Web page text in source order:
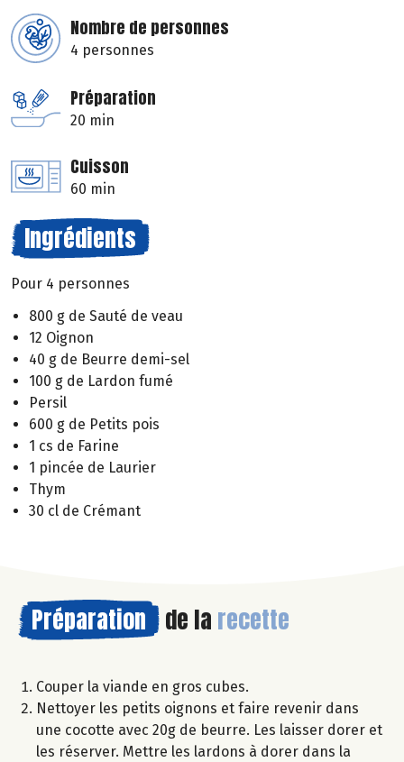
Nombre de personnes
4 personnes
Préparation
20 min
Cuisson
60 min
Ingrédients
Pour 4 personnes
800 g de Sauté de veau
12 Oignon
40 g de Beurre demi-sel
100 g de Lardon fumé
Persil
600 g de Petits pois
1 cs de Farine
1 pincée de Laurier
Thym
30 cl de Crémant
Préparation de la recette
Couper la viande en gros cubes.
Nettoyer les petits oignons et faire revenir dans
une cocotte avec 20g de beurre. Les laisser dorer et
les réserver. Mettre les lardons à dorer dans la